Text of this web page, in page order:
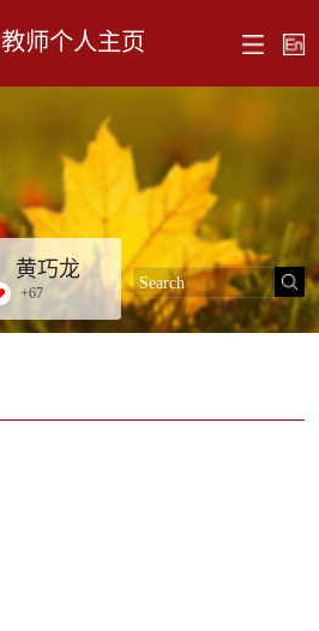
教师个人主页
黄巧龙
+67